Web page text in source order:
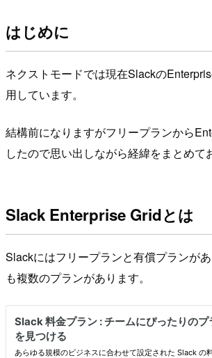
はじめに
ネクストモードでは現在Slackの
用しています。
結構前になりますがフリープランから
したので思い出しながら経緯をまとめて
Slack Enterprise Gridとは
Slackにはフリープランと有償プランが
も複数のプランがあります。